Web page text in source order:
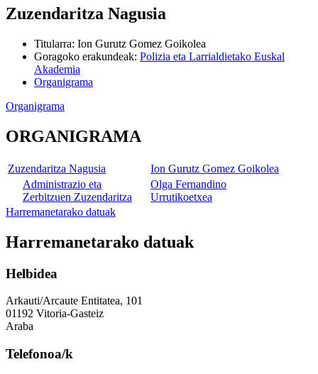
Zuzendaritza Nagusia
Titularra: Ion Gurutz Gomez Goikolea
Goragoko erakundeak: Polizia eta Larrialdietako Euskal
Akademia
Organigrama
Organigrama
ORGANIGRAMA
Zuzendaritza Nagusia
Ion Gurutz Gomez Goikolea
Administrazio eta
Zerbitzuen Zuzendaritza
Olga Fernandino
Urrutikoetxea
Harremanetarako datuak
Harremanetarako datuak
Helbidea
Arkauti/Arcaute Entitatea, 101
01192 Vitoria-Gasteiz
Araba
Telefonoa/k